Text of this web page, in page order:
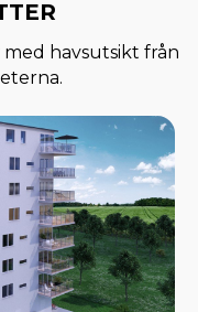
med havsutsikt från